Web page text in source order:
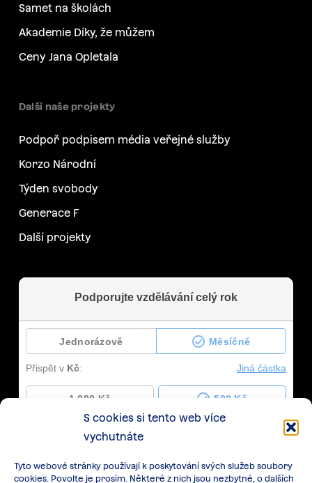
S cookies si tento web více
vychutnáte
Tyto webové stránky používají k poskytování svých služeb soubory
cookies. Povolte je prosím. Některé z nich jsou nezbytné, o dalších
Samet na školách
Akademie Díky, že můžem
Ceny Jana Opletala
Další naše projekty
Podpoř podpisem média veřejné služby
Korzo Národní
Týden svobody
Generace F
Další projekty